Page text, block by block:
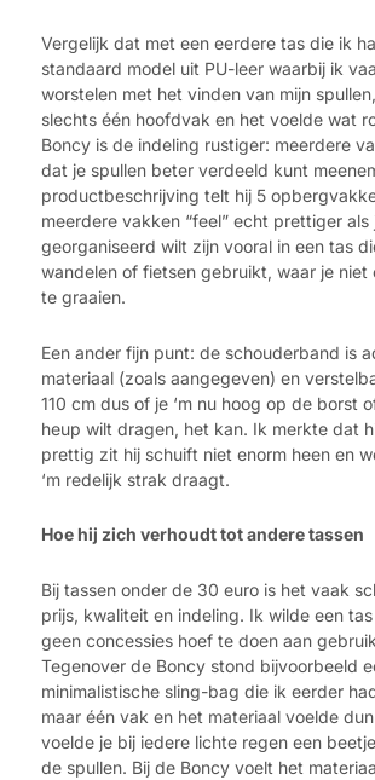
Vergelijk dat met een eerdere tas die ik
standaard model uit PU-leer waarbij ik
worstelen met het vinden van mijn
slechts één hoofdvak en het voelde wat
Boncy is de indeling rustiger: meerdere
dat je spullen beter verdeeld kunt
productbeschrijving telt hij 5
meerdere vakken “feel” echt prettiger als
georganiseerd wilt zijn vooral in een tas
wandelen of fietsen gebruikt, waar je niet
te graaien.
Een ander fijn punt: de schouderband is
materiaal (zoals aangegeven) en
110 cm dus of je ‘m nu hoog op de borst
heup wilt dragen, het kan. Ik merkte dat
prettig zit hij schuift niet enorm heen en
‘m redelijk strak draagt.
Hoe hij zich verhoudt tot andere tassen
Bij tassen onder de 30 euro is het vaak
prijs, kwaliteit en indeling. Ik wilde een
geen concessies hoef te doen aan
Tegenover de Boncy stond bijvoorbeeld
minimalistische sling-bag die ik eerder
maar één vak en het materiaal voelde
voelde je bij iedere lichte regen een
de spullen. Bij de Boncy voelt het